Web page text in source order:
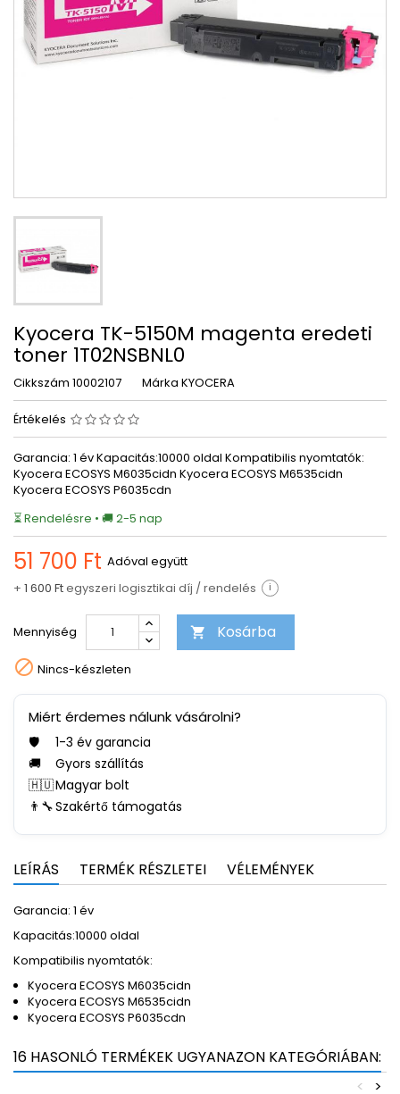
Kyocera TK-5150M magenta eredeti
toner 1T02NSBNL0
Cikkszám 10002107 Márka KYOCERA
Értékelés
Garancia: 1 év Kapacitás:10000 oldal Kompatibilis nyomtatók:
Kyocera ECOSYS M6035cidn Kyocera ECOSYS M6535cidn
Kyocera ECOSYS P6035cdn
⏳ Rendelésre • 🚚 2-5 nap
51 700 Ft Adóval együtt
+ 1 600 Ftegyszeri logisztikai díj / rendelés i
Mennyiség  Kosárba
 Nincs-készleten
Miért érdemes nálunk vásárolni?
🛡️
1-3 év garancia
🚚
Gyors szállítás
🇭🇺Magyar bolt
👨‍🔧Szakértő támogatás
LEÍRÁS TERMÉK RÉSZLETEI VÉLEMÉNYEK
Garancia: 1 év
Kapacitás:10000 oldal
Kompatibilis nyomtatók:
Kyocera ECOSYS M6035cidn
Kyocera ECOSYS M6535cidn
Kyocera ECOSYS P6035cdn
16 HASONLÓ TERMÉKEK UGYANAZON KATEGÓRIÁBAN:
>
<